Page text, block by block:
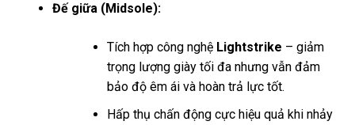
Đế giữa (Midsole):
Tích hợp công nghệ Lightstrike – giảm
trọng lượng giày tối đa nhưng vẫn đảm
bảo độ êm ái và hoàn trả lực tốt.
Hấp thụ chấn động cực hiệu quả khi nhảy